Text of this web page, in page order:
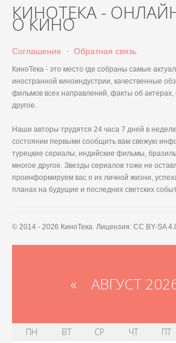
КИНОТЕКА -
О КИНО
Соглашение · Обратная связь
КиноТека - это место где собраны самые
иностранной киноиндустрии, качественные
фильмов всех направлений, факты об актерах,
другое.
Наши авторы трудятся 24 часа 7 дней в
состоянии первыми сообщить вам свежую
турецкие сериалы, индийские фильмы,
многое другое. Звезды сериалов тоже не
проинформируем вас о их личной жизни,
планах на будущие и последних светских
© 2014 - 2026 КиноТека. Лицензия: CC BY-SA
« АВГУСТ
ПН ВТ СР ЧТ ПТ